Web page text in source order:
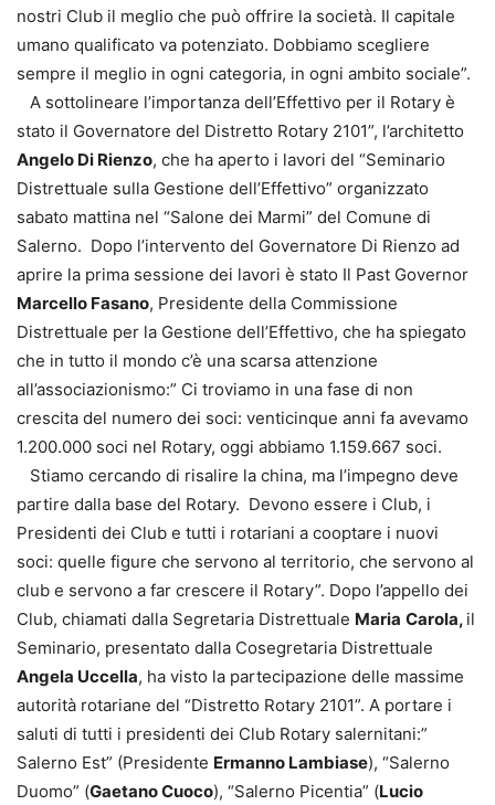
nostri Club il meglio che può offrire la società. Il capitale
umano qualificato va potenziato. Dobbiamo scegliere
sempre il meglio in ogni categoria, in ogni ambito sociale”.
A sottolineare l’importanza dell’Effettivo per il Rotary è
stato il Governatore del Distretto Rotary 2101”, l’architetto
Angelo Di Rienzo, che ha aperto i lavori del “Seminario
Distrettuale sulla Gestione dell’Effettivo” organizzato
sabato mattina nel “Salone dei Marmi” del Comune di
Salerno. Dopo l’intervento del Governatore Di Rienzo ad
aprire la prima sessione dei lavori è stato Il Past Governor
Marcello Fasano, Presidente della Commissione
Distrettuale per la Gestione dell’Effettivo, che ha spiegato
che in tutto il mondo c’è una scarsa attenzione
all’associazionismo:” Ci troviamo in una fase di non
crescita del numero dei soci: venticinque anni fa avevamo
1.200.000 soci nel Rotary, oggi abbiamo 1.159.667 soci.
Stiamo cercando di risalire la china, ma l’impegno deve
partire dalla base del Rotary. Devono essere i Club, i
Presidenti dei Club e tutti i rotariani a cooptare i nuovi
soci: quelle figure che servono al territorio, che servono al
club e servono a far crescere il Rotary”. Dopo l’appello dei
Club, chiamati dalla Segretaria Distrettuale Maria Carola, il
Seminario, presentato dalla Cosegretaria Distrettuale
Angela Uccella, ha visto la partecipazione delle massime
autorità rotariane del “Distretto Rotary 2101”. A portare i
saluti di tutti i presidenti dei Club Rotary salernitani:”
Salerno Est” (Presidente Ermanno Lambiase), “Salerno
Duomo” (Gaetano Cuoco), “Salerno Picentia” (Lucio